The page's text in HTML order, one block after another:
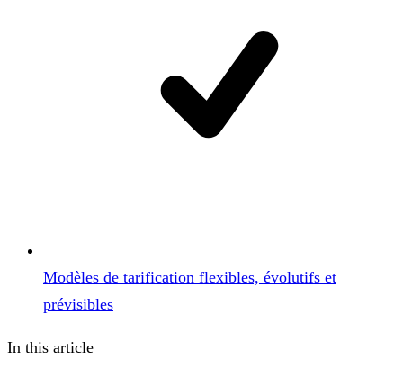
Modèles de tarification flexibles, évolutifs et
prévisibles
In this article